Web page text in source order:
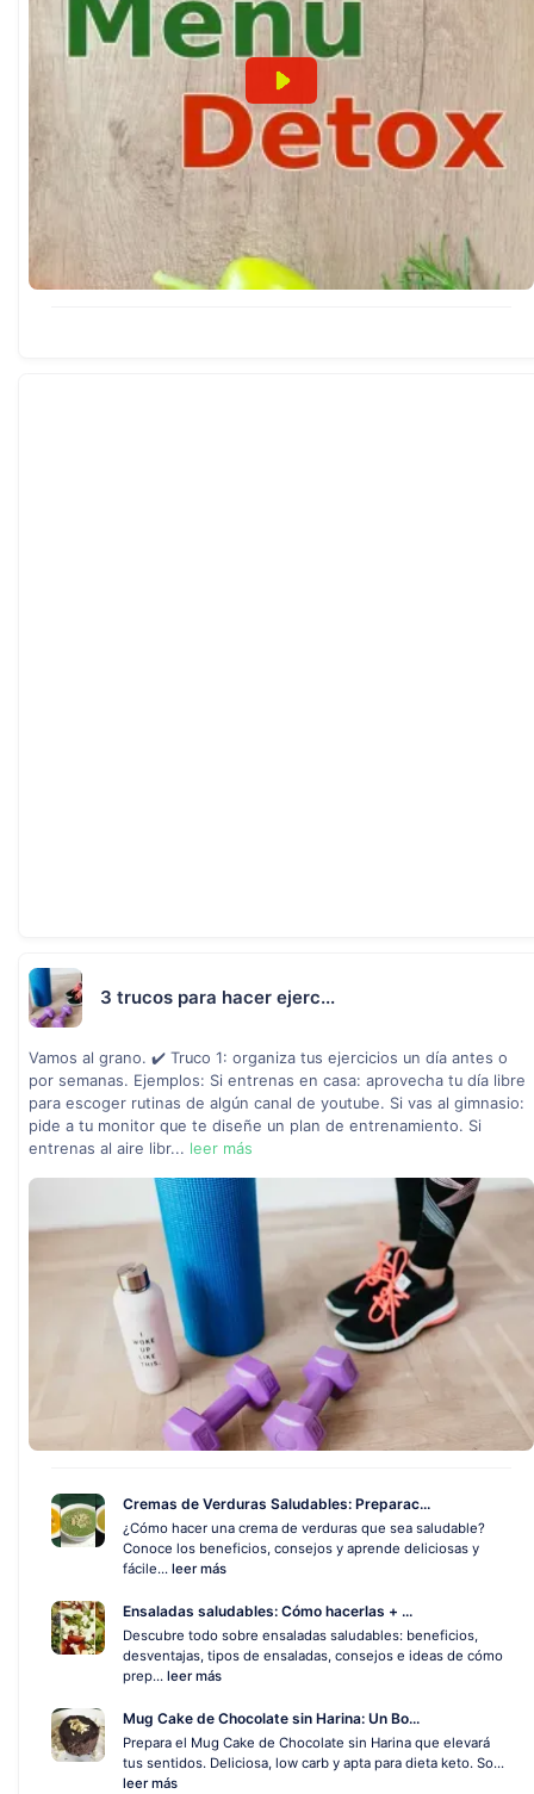
3 trucos para hacer ejerc...
Vamos al grano. ✔️ Truco 1: organiza tus ejercicios un día antes o
por semanas. Ejemplos: Si entrenas en casa: aprovecha tu día libre
para escoger rutinas de algún canal de youtube. Si vas al gimnasio:
pide a tu monitor que te diseñe un plan de entrenamiento. Si
entrenas al aire libr... leer más
Cremas de Verduras Saludables: Preparac...
¿Cómo hacer una crema de verduras que sea saludable?
Conoce los beneficios, consejos y aprende deliciosas y
fácile... leer más
Ensaladas saludables: Cómo hacerlas + ...
Descubre todo sobre ensaladas saludables: beneficios,
desventajas, tipos de ensaladas, consejos e ideas de cómo
prep... leer más
Mug Cake de Chocolate sin Harina: Un Bo...
Prepara el Mug Cake de Chocolate sin Harina que elevará
tus sentidos. Deliciosa, low carb y apta para dieta keto. So...
leer más